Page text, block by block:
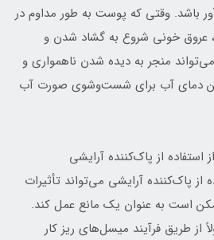
باشد. وقتی که پوست به طور مداوم در
عروق خونی شروع به گشاد شدن و
منجر به دیده شدن ناهمواری و
دمای آب برای شست‌وشوی صورت آب
از پاک‌کننده آرایشی می‌تواند تأثیرات
است به عنوان یک مانع عمل کند.
از طریق فرآیند میسل‌های ریز کار